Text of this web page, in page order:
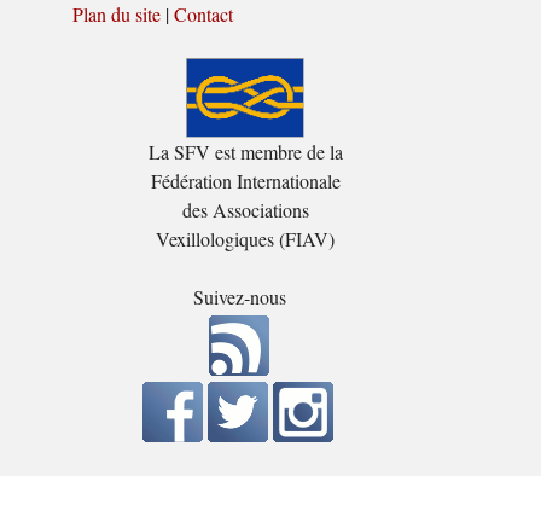
Plan du site|Contact
La SFV est membre de la
Fédération Internationale
des Associations
Vexillologiques (FIAV)
Suivez-nous